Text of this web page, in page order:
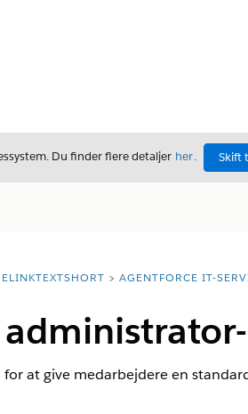
Du finder flere detaljer her. Skift
AGENTFORCE IT-
at give medarbejdere en